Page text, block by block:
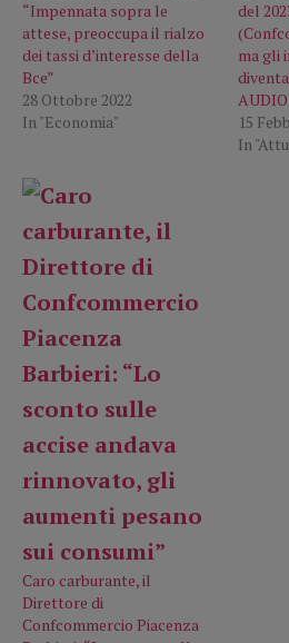
“Impennata sopra le
attese, preoccupa il rialzo
dei tassi d’interesse della
Bce”
28 Ottobre 2022
In "Economia"
del
ma gli
AUDIO
15
In
Caro carburante, il
Direttore di
Confcommercio Piacenza